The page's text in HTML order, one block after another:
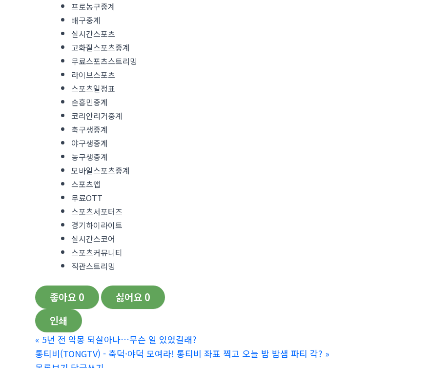
프로농구중계
배구중계
실시간스포츠
고화질스포츠중계
무료스포츠스트리밍
라이브스포츠
스포츠일정표
손흥민중계
코리안리거중계
축구생중계
야구생중계
농구생중계
모바일스포츠중계
스포츠앱
무료OTT
스포츠서포터즈
경기하이라이트
실시간스코어
스포츠커뮤니티
직관스트리밍
좋아요 0 싫어요 0
인쇄
« 5년 전 악몽 되살아나…무슨 일 있었길래?
통티비(TONGTV) - 축덕·야덕 모여라! 통티비 좌표 찍고 오늘 밤 밤샘 파티 각? »